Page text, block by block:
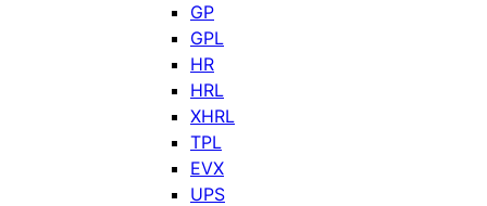
GP
GPL
HR
HRL
XHRL
TPL
EVX
UPS